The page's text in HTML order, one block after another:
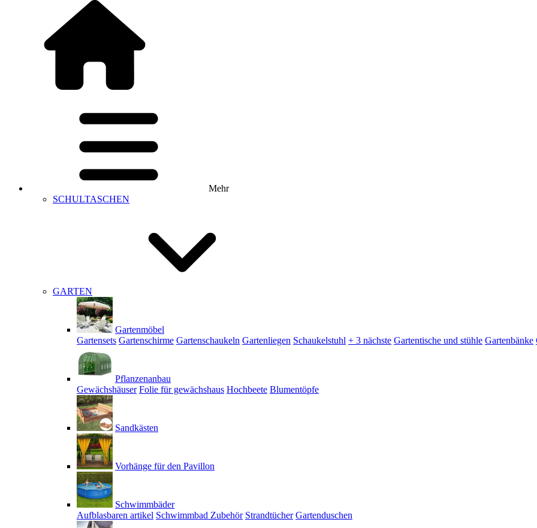
Mehr
SCHULTASCHEN
GARTEN
Gartenmöbel
Gartensets Gartenschirme Gartenschaukeln Gartenliegen Schaukelstuhl + 3 nächste Gartentische und stühle Gartenbänke
Pflanzenanbau
Gewächshäuser Folie für gewächshaus Hochbeete Blumentöpfe
Sandkästen
Vorhänge für den Pavillon
Schwimmbäder
Aufblasbaren artikel Schwimmbad Zubehör Strandtücher Gartenduschen